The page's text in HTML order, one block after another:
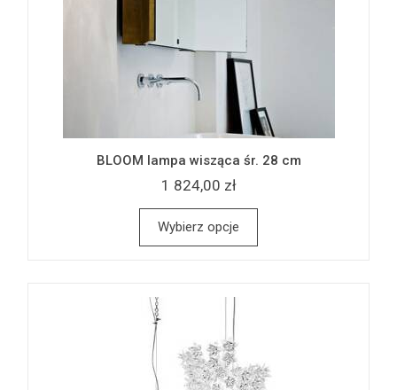
BLOOM lampa wisząca śr. 28 cm
1 824,00 zł
Wybierz opcje